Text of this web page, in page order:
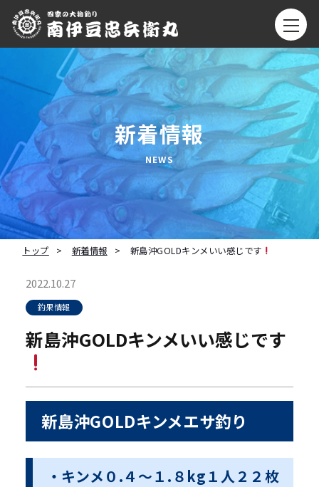
新着情報
トップ 新着情報 新島沖GOLDキンメいい感じです
2022.10.27
釣果情報
新島沖GOLDキンメいい感じです
新島沖GOLDキンメエサ釣り
・キンメ０.４〜１.８kg１人２２枚